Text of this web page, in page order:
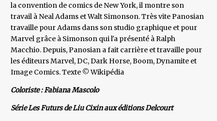
la convention de comics de New York, il montre son
travail à Neal Adams et Walt Simonson. Très vite Panosian
travaille pour Adams dans son studio graphique et pour
Marvel grâce à Simonson qui l'a présenté à Ralph
Macchio. Depuis, Panosian a fait carrière et travaille pour
les éditeurs Marvel, DC, Dark Horse, Boom, Dynamite et
Image Comics. Texte © Wikipédia
Coloriste : Fabiana Mascolo
Série Les Futurs de Liu Cixin aux éditions Delcourt